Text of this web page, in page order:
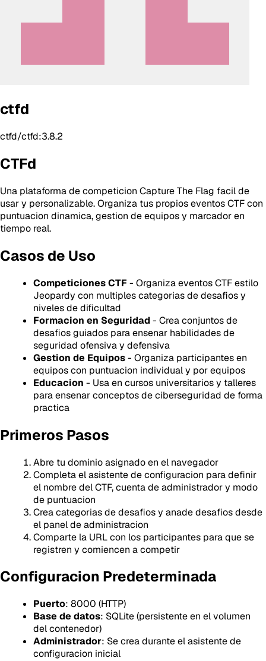
ctfd
ctfd/ctfd:3.8.2
CTFd
Una plataforma de competicion Capture The Flag facil de
usar y personalizable. Organiza tus propios eventos CTF con
puntuacion dinamica, gestion de equipos y marcador en
tiempo real.
Casos de Uso
Competiciones CTF - Organiza eventos CTF estilo
Jeopardy con multiples categorias de desafios y
niveles de dificultad
Formacion en Seguridad- Crea conjuntos de
desafios guiados para ensenar habilidades de
seguridad ofensiva y defensiva
Gestion de Equipos- Organiza participantes en
equipos con puntuacion individual y por equipos
Educacion - Usa en cursos universitarios y talleres
para ensenar conceptos de ciberseguridad de forma
practica
Primeros Pasos
Abre tu dominio asignado en el navegador
Completa el asistente de configuracion para definir
el nombre del CTF, cuenta de administrador y modo
de puntuacion
Crea categorias de desafios y anade desafios desde
el panel de administracion
Comparte la URL con los participantes para que se
registren y comiencen a competir
Configuracion Predeterminada
Puerto: 8000 (HTTP)
Base de datos: SQLite (persistente en el volumen
del contenedor)
Administrador: Se crea durante el asistente de
configuracion inicial